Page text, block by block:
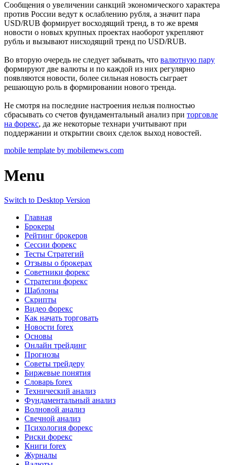
Сообщения о увеличении санкций экономического характера
против России ведут к ослаблению рубля, а значит пара
USD/RUB формирует восходящий тренд, в то же время
новости о новых крупных проектах наоборот укрепляют
рубль и вызывают нисходящий тренд по USD/RUB.
Во вторую очередь не следует забывать, что валютную пару
формируют две валюты и по каждой из них регулярно
появляются новости, более сильная новость сыграет
решающую роль в формировании нового тренда.
Не смотря на последние настроения нельзя полностью
сбрасывать со счетов фундаментальный анализ при торговле
на форекс, да же некоторые технари учитывают при
поддержании и открытии своих сделок выход новостей.
mobile template by mobilemews.com
Menu
Switch to Desktop Version
Главная
Брокеры
Рейтинг брокеров
Сессии форекс
Тесты Стратегий
Отзывы о брокерах
Советники форекс
Стратегии форекс
Шаблоны
Скрипты
Видео форекс
Как начать торговать
Новости forex
Основы
Онлайн трейдинг
Прогнозы
Советы трейдеру
Биржевые понятия
Словарь forex
Технический анализ
Фундаментальный анализ
Волновой анализ
Свечной анализ
Психология форекс
Риски форекс
Книги forex
Журналы